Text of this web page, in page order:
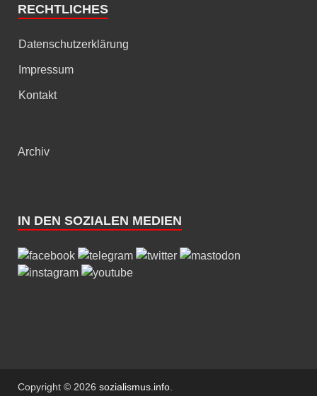
RECHTLICHES
Datenschutzerklärung
Impressum
Kontakt
Archiv
IN DEN SOZIALEN MEDIEN
Copyright © 2026 sozialismus.info.